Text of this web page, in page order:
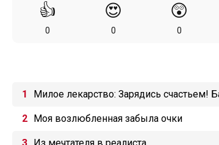
👍
0
😍
0
😲
0
Милое лекарство: Зарядись счастьем!
Моя возлюбленная забыла очки